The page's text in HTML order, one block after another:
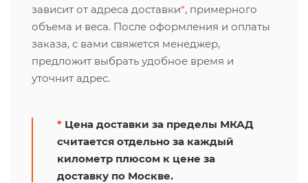
зависит от адреса доставки*, примерного
объема и веса. После оформления и оплаты
заказа, с вами свяжется менеджер,
предложит выбрать удобное время и
уточнит адрес.
* Цена доставки за пределы МКАД
считается отдельно за каждый
километр плюсом к цене за
доставку по Москве.